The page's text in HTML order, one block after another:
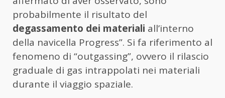
probabilmente il risultato del
degassamento dei materiali all’interno
della navicella Progress”. Si fa riferimento al
fenomeno di “outgassing”, ovvero il rilascio
graduale di gas intrappolati nei materiali
durante il viaggio spaziale.